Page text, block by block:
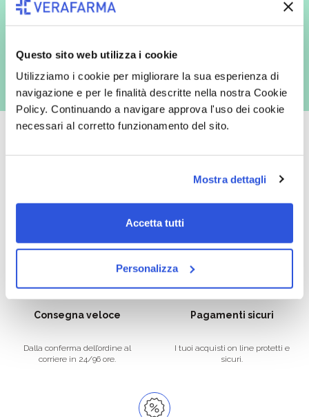
Questo sito web utilizza i cookie
Utilizziamo i cookie per migliorare la sua esperienza di
navigazione e per le finalità descritte nella nostra Cookie
Policy. Continuando a navigare approva l'uso dei cookie
necessari al corretto funzionamento del sito.
Mostra dettagli
Accetta tutti
Personalizza
commerciali da parte di Verafarma, tra cui invio di comunicazioni
marketing (con modalità telematiche - quali ad es. newsletter ed e-mail
con inviti e comunicazioni commerciali - e modalità tradizionali, quali ad
per soddisfare tutte le esigenze.
Spedizione gratuita
la spedizione la regaliamo noi.
Consegna veloce
Dalla conferma dell’ordine al
corriere in 24/96 ore.
Pagamenti sicuri
I tuoi acquisti on line protetti e
sicuri.